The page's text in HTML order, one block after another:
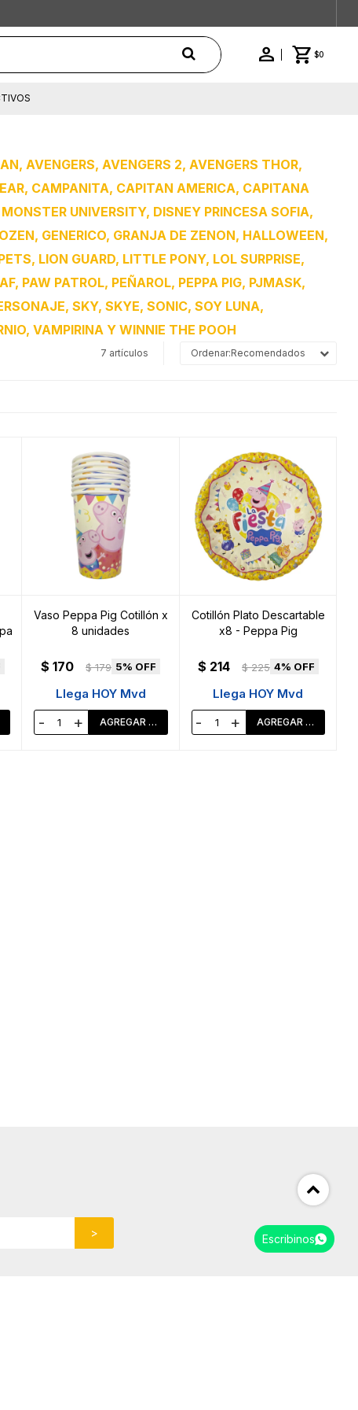
$0
AVENGERS, AVENGERS 2, AVENGERS THOR,
CAMPANITA, CAPITAN AMERICA, CAPITANA
UNIVERSITY, DISNEY PRINCESA SOFIA,
GENERICO, GRANJA DE ZENON, HALLOWEEN,
LION GUARD, LITTLE PONY, LOL SURPRISE,
PAW PATROL, PEÑAROL, PEPPA PIG, PJMASK,
SKY, SKYE, SONIC, SOY LUNA,
VAMPIRINA Y WINNIE THE POOH
7 artículos Recomendados
Vaso Peppa Pig Cotillón x
8 unidades
$ 170 $ 179 5
Llega HOY Mvd
- +
Cotillón Plato Descartable
x8 - Peppa Pig
$ 214 $ 225 4
Llega HOY Mvd
- +